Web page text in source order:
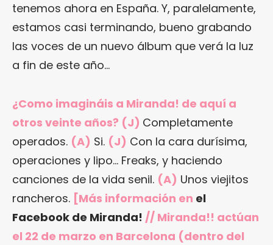
tenemos ahora en España. Y, paralelamente,
estamos casi terminando, bueno grabando
las voces de un nuevo álbum que verá la luz
a fin de este año…
¿Como imagináis a Miranda! de aquí a
otros veinte años? (J) Completamente
operados. (A) Si. (J) Con la cara durísima,
operaciones y lipo… Freaks, y haciendo
canciones de la vida senil. (A) Unos viejitos
rancheros. [Más información en el
Facebook de Miranda! // Miranda!! actúan
el 22 de marzo en Barcelona (dentro del